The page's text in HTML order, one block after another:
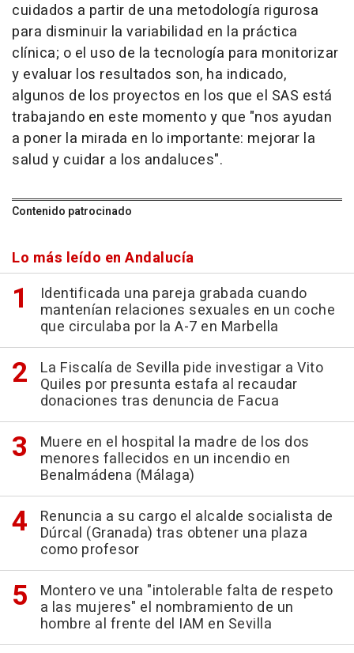
cuidados a partir de una metodología rigurosa
para disminuir la variabilidad en la práctica
clínica; o el uso de la tecnología para monitorizar
y evaluar los resultados son, ha indicado,
algunos de los proyectos en los que el SAS está
trabajando en este momento y que "nos ayudan
a poner la mirada en lo importante: mejorar la
salud y cuidar a los andaluces".
Contenido patrocinado
Lo más leído en Andalucía
Identificada una pareja grabada cuando
mantenían relaciones sexuales en un coche
que circulaba por la A-7 en Marbella
La Fiscalía de Sevilla pide investigar a Vito
Quiles por presunta estafa al recaudar
donaciones tras denuncia de Facua
Muere en el hospital la madre de los dos
menores fallecidos en un incendio en
Benalmádena (Málaga)
Renuncia a su cargo el alcalde socialista de
Dúrcal (Granada) tras obtener una plaza
como profesor
Montero ve una "intolerable falta de respeto
a las mujeres" el nombramiento de un
hombre al frente del IAM en Sevilla